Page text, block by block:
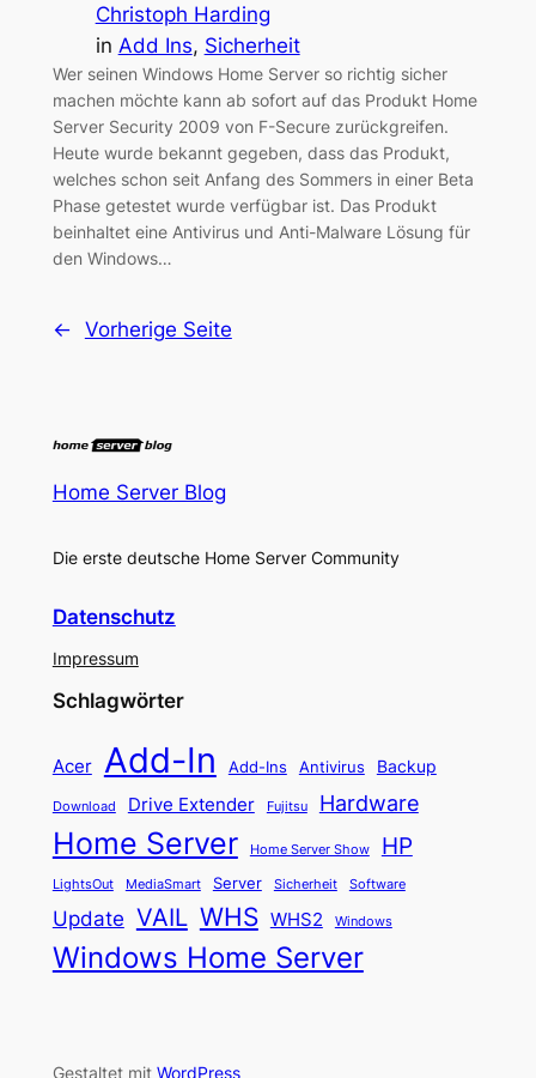
Christoph Harding
in Add Ins, Sicherheit
Wer seinen Windows Home Server so richtig sicher
machen möchte kann ab sofort auf das Produkt Home
Server Security 2009 von F-Secure zurückgreifen.
Heute wurde bekannt gegeben, dass das Produkt,
welches schon seit Anfang des Sommers in einer Beta
Phase getestet wurde verfügbar ist. Das Produkt
beinhaltet eine Antivirus und Anti-Malware Lösung für
den Windows…
← Vorherige Seite
Home Server Blog
Die erste deutsche Home Server Community
Datenschutz
Impressum
Schlagwörter
Acer Add-In Add-Ins Antivirus Backup
Download Drive Extender Fujitsu Hardware
Home Server Home Server Show HP
LightsOut MediaSmart Server Sicherheit Software
Update VAIL WHS WHS2 Windows
Windows Home Server
Gestaltet mit WordPress